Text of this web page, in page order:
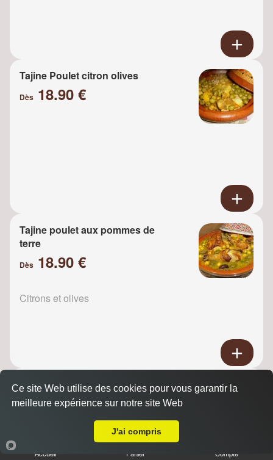
Tajine Poulet citron olives
Dès 18.90 €
Tajine poulet aux pommes de
terre
Dès 18.90 €
Citrons et olives
Tajine Poulet raisins
Dès18.90 €
Oignons
Accueil Panier Compte
Ce site Web utilise des cookies pour vous garantir la
meilleure expérience sur notre site Web
J'ai compris